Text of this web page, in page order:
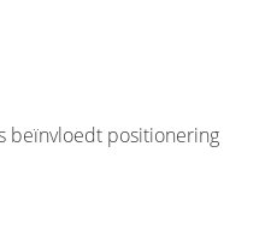
beïnvloedt positionering